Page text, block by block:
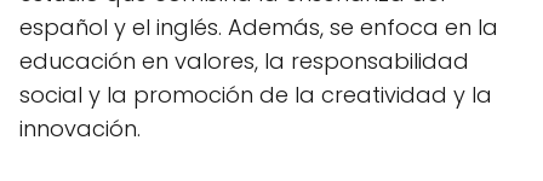
español y el inglés. Además, se enfoca en la
educación en valores, la responsabilidad
social y la promoción de la creatividad y la
innovación.